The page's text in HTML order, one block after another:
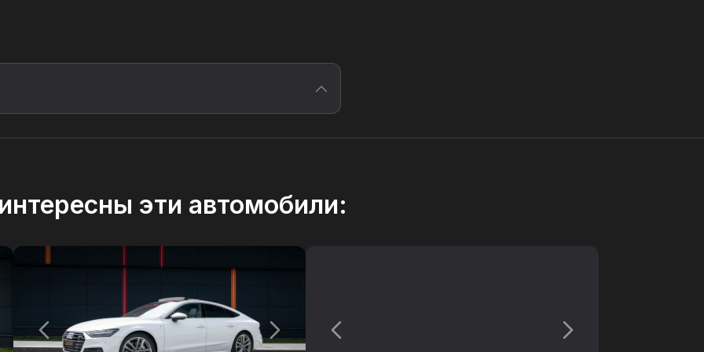
эти автомобили: